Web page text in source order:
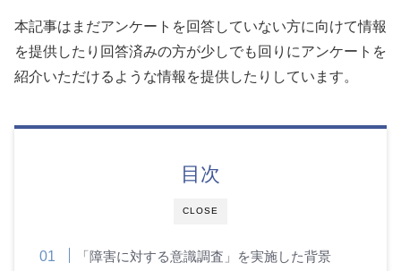
本記事はまだアンケートを回答していない方に向けて情報
を提供したり回答済みの方が少しでも回りにアンケートを
紹介いただけるような情報を提供したりしています。
CLOSE
目次
「障害に対する意識調査」を実施した背景